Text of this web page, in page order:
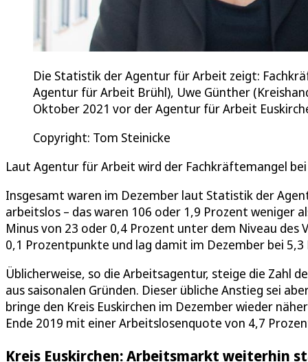
Die Statistik der Agentur für Arbeit zeigt:
Agentur für Arbeit Brühl), Uwe Günther
Oktober 2021 vor der Agentur für Arbeit
Copyright: Tom Steinicke
Laut Agentur für Arbeit wird der Fachkräftemangel
Insgesamt waren im Dezember laut Statistik der
arbeitslos – das waren 106 oder 1,9 Prozent weniger
Minus von 23 oder 0,4 Prozent unter dem Niveau
0,1 Prozentpunkte und lag damit im Dezember bei 5,3
Üblicherweise, so die Arbeitsagentur, steige die Zahl
aus saisonalen Gründen. Dieser übliche Anstieg sei
bringe den Kreis Euskirchen im Dezember wieder
Ende 2019 mit einer Arbeitslosenquote von 4,7
Kreis Euskirchen: Arbeitsmarkt weiterhin